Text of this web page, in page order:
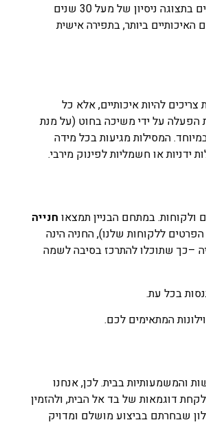
במחסננו ישנו מלאי נרחב המונה למעלה מ 25,000 מטרים ומעל 300 סוגי בדים שונים בתצוגה ניסיון של מעל 30 שנים
ביותר, בתפירה אישית
להיות איכותיים, אלא כל
במיוחד עשויות 100% אלומיניום, בעלות הפעלה על ידי משיכה בחוט (על מנת
המסילות מגיעות בכל מידה
במתחם הבניין תמצאו חנייה
ללקוחות שלנו), החניה הינה
–כך שתוכלו להתרכז בסיבה לשמה
המתאימים לכם.
והמשמעותיות בבית. לכן, אנחנו
דוגמאות של בד אל הבית, ולהזמין
שבחרתם בביצוע מושלם ומדויק